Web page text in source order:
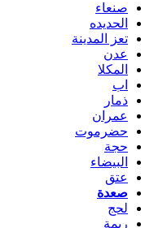
صنعاء
الحديده
تعز المدينة
عدن
المكلا
اب
ذمار
عمران
حضرموت
حجة
البيضاء
عتق
صعدة
لحج
ريمة